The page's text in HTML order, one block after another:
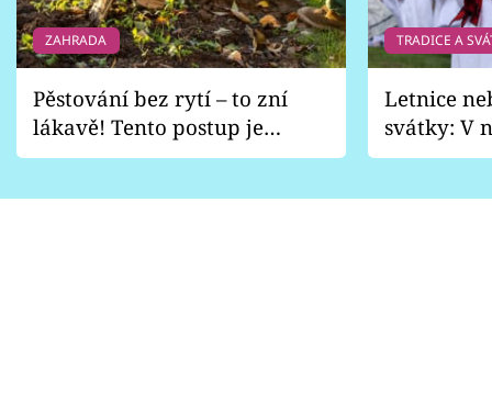
ZAHRADA
Pěstování bez rytí – to zní
lákavě! Tento postup je
vhodný jen pro některé
TRADICE A
Letnice
svátky: V
pondělí